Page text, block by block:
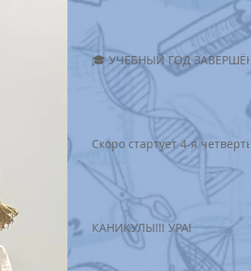
🎓 УЧЕБНЫЙ ГОД ЗАВЕРШËН!
Скоро стартует 4-я четверть!
КАНИКУЛЫ!!! УРА!